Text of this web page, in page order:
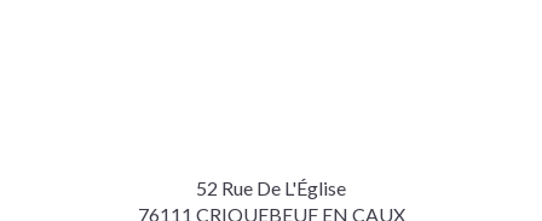
52 Rue De L'Église
76111 CRIQUEBEUF EN CAUX